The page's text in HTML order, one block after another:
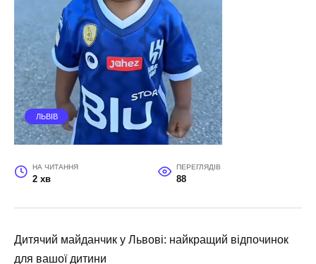
ЛЬВІВ
НА ЧИТАННЯ
2 хв
ПЕРЕГЛЯДІВ
88
Дитячий майданчик у Львові: найкращий відпочинок
для вашої дитини